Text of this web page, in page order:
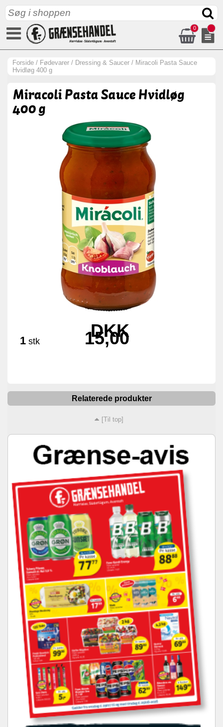
0
Forside / Fødevarer / Dressing & Saucer / Miracoli Pasta Sauce
Hvidløg 400 g
Miracoli Pasta Sauce Hvidløg
400 g
1 stk
DKK
15,00
Relaterede produkter
[Til top]